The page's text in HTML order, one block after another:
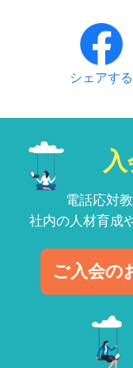
シェアする
電話応対
社内の人材育成
ご入会の